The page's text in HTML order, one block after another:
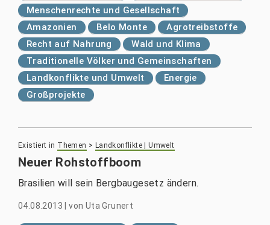
Menschenrechte und Gesellschaft
Amazonien
Belo Monte
Agrotreibstoffe
Recht auf Nahrung
Wald und Klima
Traditionelle Völker und Gemeinschaften
Landkonflikte und Umwelt
Energie
Großprojekte
Existiert in Themen > Landkonflikte | Umwelt
Neuer Rohstoffboom
Brasilien will sein Bergbaugesetz ändern.
04.08.2013 |von Uta Grunert